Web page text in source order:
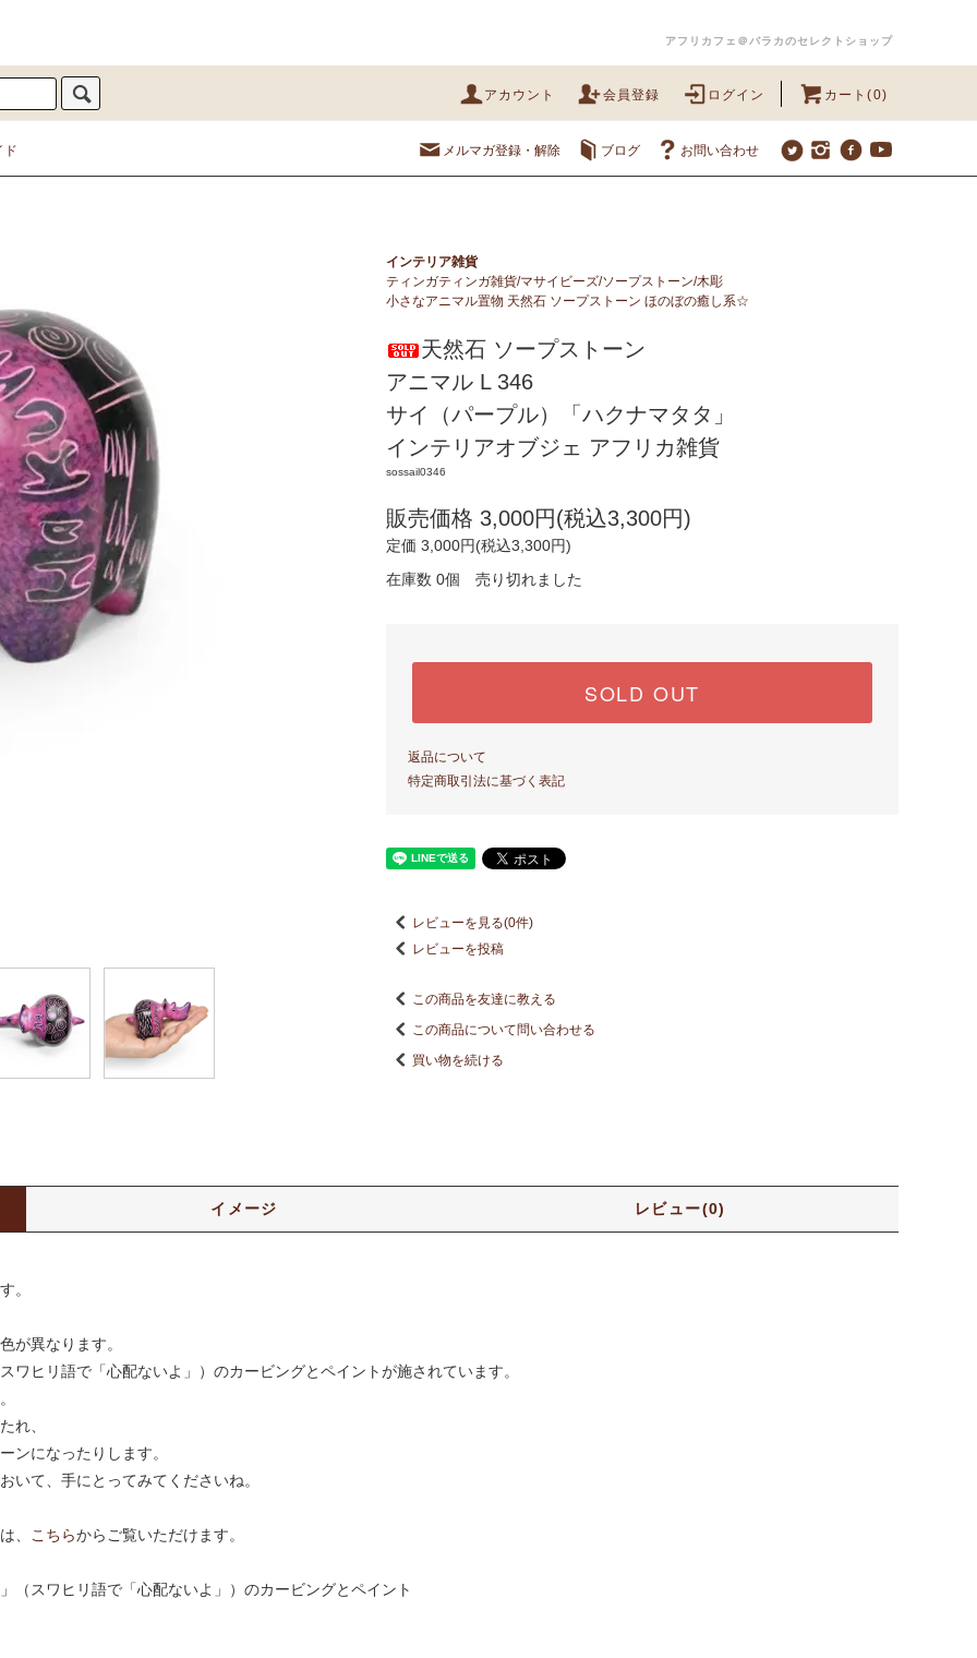
アフリカフェ＠バラカのセレクトショップ
アカウント 会員登録 ログイン カート(0)
ド メルマガ登録・解除 ブログ お問い合わせ
インテリア雑貨
ティンガティンガ雑貨/マサイビーズ/ソープストーン/木彫
小さなアニマル置物 天然石 ソープストーン ほのぼの癒し系☆
天然石 ソープストーン
アニマル L 346
サイ（パープル）「ハクナマタタ」
インテリアオブジェ アフリカ雑貨
sossail0346
販売価格 3,000円(税込3,300円)
定価 3,000円(税込3,300円)
在庫数 0個 売り切れました
SOLD OUT
返品について
特定商取引法に基づく表記
レビューを見る(0件)
レビューを投稿
この商品を友達に教える
この商品について問い合わせる
買い物を続ける
イメージ レビュー(0)
。
が異なります。
ヒリ語で「心配ないよ」）のカービングとペイントが施されています。
れ、
ンになったりします。
いて、手にとってみてくださいね。
、 こちらからご覧いただけます。
スワヒリ語で「心配ないよ」）のカービングとペイント